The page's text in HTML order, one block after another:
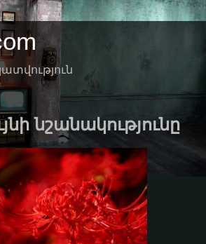
նշանակությունը